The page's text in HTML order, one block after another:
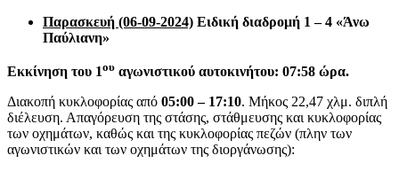
Παρασκευή (06-09-2024) Ειδική διαδρομή 1 – 4 «Άνω
Παύλιανη»
Εκκίνηση του 1ου αγωνιστικού αυτοκινήτου: 07:58 ώρα.
Διακοπή κυκλοφορίας από 05:00 – 17:10. Μήκος 22,47 χλμ. διπλή
διέλευση. Απαγόρευση της στάσης, στάθμευσης και κυκλοφορίας
των οχημάτων, καθώς και της κυκλοφορίας πεζών (πλην των
αγωνιστικών και των οχημάτων της διοργάνωσης):